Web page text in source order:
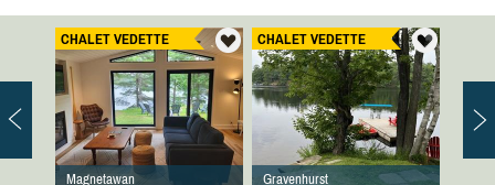
CHALET VEDETTE
Magnetawan
CHALET VEDETTE
Gravenhurst